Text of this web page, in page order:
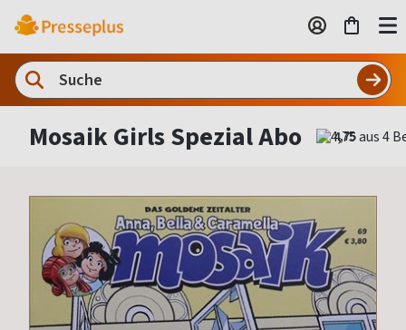
Mosaik Girls Spezial Abo 4,75